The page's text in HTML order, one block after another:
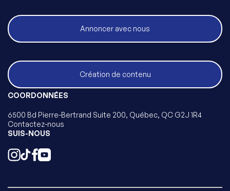
Annoncer avec nous
Création de contenu
COORDONNÉES
6500 Bd Pierre-Bertrand Suite 200, Québec, QC G2J 1R4
Contactez-nous
SUIS-NOUS